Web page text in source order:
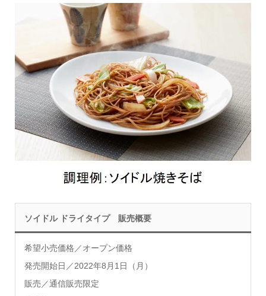
ソイドル ドライタイプ 販売概要
希望小売価格／オープン価格
発売開始日／2022年8月1日（月）
販売／通信販売限定